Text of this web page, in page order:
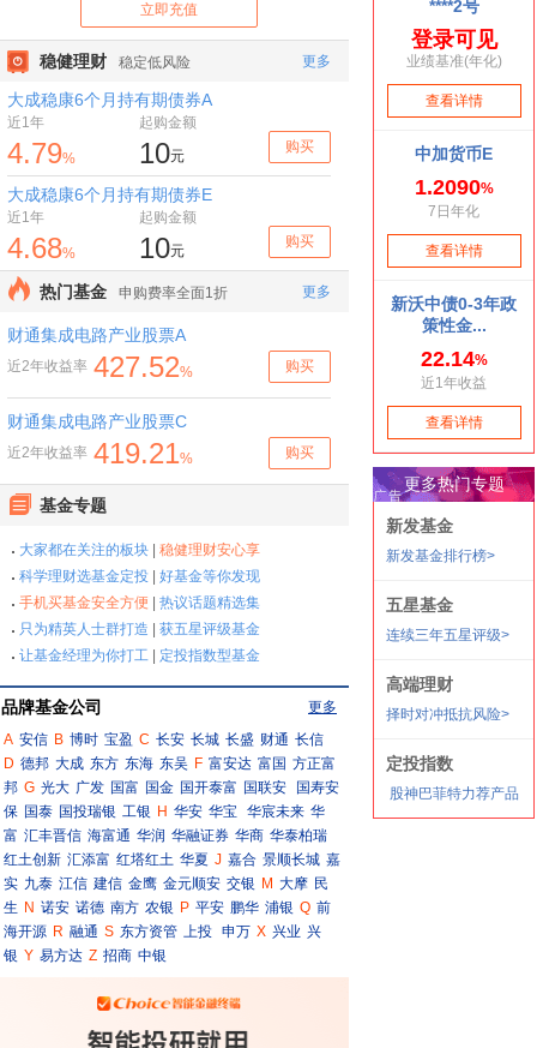
品牌基金公司
更多
A 安信 B 博时 宝盈 C 长安 长城 长盛 财通 长信
D 德邦 大成 东方 东海 东吴 F 富安达 富国 方正富
邦 G 光大 广发 国富 国金 国开泰富 国联安
国寿安
保 国泰 国投瑞银 工银 H 华安 华宝 华宸未来 华
富 汇丰晋信 海富通 华润 华融证券 华商 华泰柏瑞
红土创新 汇添富 红塔红土 华夏 J 嘉合 景顺长城 嘉
实 九泰 江信 建信 金鹰 金元顺安 交银 M 大摩 民
生 N 诺安 诺德 南方 农银 P 平安 鹏华 浦银 Q 前
海开源 R 融通 S 东方资管 上投 申万 X 兴业 兴
银 Y 易方达 Z 招商 中银